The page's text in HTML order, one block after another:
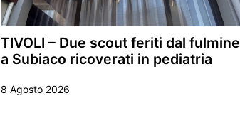
TIVOLI – Due scout feriti dal fulmine
a Subiaco ricoverati in pediatria
8 Agosto 2026